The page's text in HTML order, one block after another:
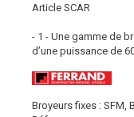
Article SCAR
- 1 - Une gamme de
d’une puissance de
Broyeurs fixes : SFM,